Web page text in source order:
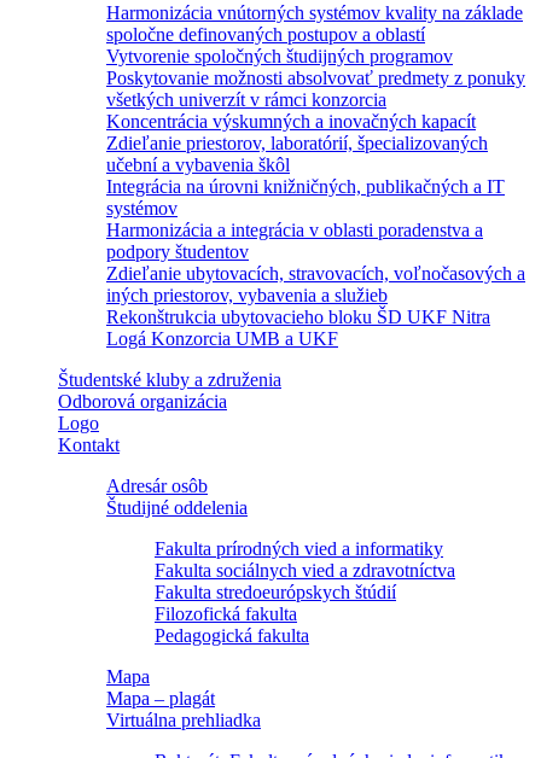
Harmonizácia vnútorných systémov kvality na základe
spoločne definovaných postupov a oblastí
Vytvorenie spoločných študijných programov
Poskytovanie možnosti absolvovať predmety z ponuky
všetkých univerzít v rámci konzorcia
Koncentrácia výskumných a inovačných kapacít
Zdieľanie priestorov, laboratórií, špecializovaných
učební a vybavenia škôl
Integrácia na úrovni knižničných, publikačných a IT
systémov
Harmonizácia a integrácia v oblasti poradenstva a
podpory študentov
Zdieľanie ubytovacích, stravovacích, voľnočasových a
iných priestorov, vybavenia a služieb
Rekonštrukcia ubytovacieho bloku ŠD UKF Nitra
Logá Konzorcia UMB a UKF
Študentské kluby a združenia
Odborová organizácia
Logo
Kontakt
Adresár osôb
Študijné oddelenia
Fakulta prírodných vied a informatiky
Fakulta sociálnych vied a zdravotníctva
Fakulta stredoeurópskych štúdií
Filozofická fakulta
Pedagogická fakulta
Mapa
Mapa – plagát
Virtuálna prehliadka